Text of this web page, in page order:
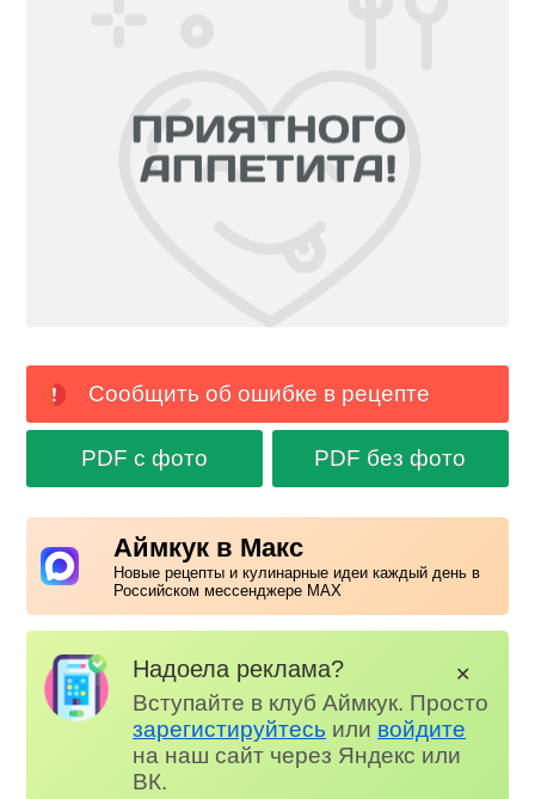
Сообщить об ошибке в рецепте
PDF с фото PDF без фото
Аймкук в Макс
Новые рецепты и кулинарные идеи каждый день в
Российском мессенджере MAX
Надоела реклама?
Вступайте в клуб Аймкук. Просто
зарегистируйтесь или войдите
на наш сайт через Яндекс или
ВК.
✕